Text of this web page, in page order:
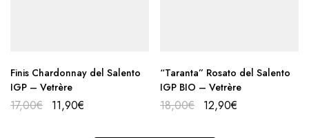
Finis Chardonnay del Salento
IGP – Vetrère
17,00€ 11,90€
“Taranta” Rosato del Salento
IGP BIO – Vetrère
18,00€ 12,90€